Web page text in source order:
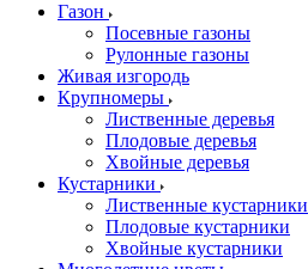
Газон
Посевные газоны
Рулонные газоны
Живая изгородь
Крупномеры
Лиственные деревья
Плодовые деревья
Хвойные деревья
Кустарники
Лиственные кустарники
Плодовые кустарники
Хвойные кустарники